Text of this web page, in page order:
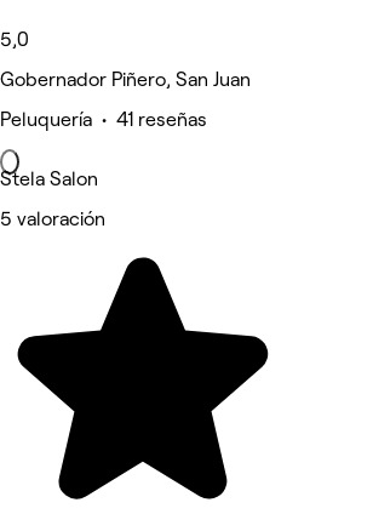
5,0
Gobernador Piñero, San Juan
Peluquería • 41 reseñas
Stela Salon
5 valoración